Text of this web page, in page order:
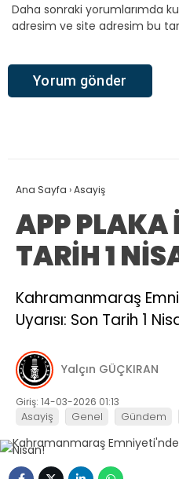
Daha sonraki yorumlarımda
adresim ve site adresim bu
Ana Sayfa ›Asayiş
APP PLAKA
TARİH 1
Kahramanmaraş
Uyarısı: Son Tarih 1
Yalçın GÜÇKIRAN
Giriş: 14-03-2026 01:13
Asayiş Genel Gündem